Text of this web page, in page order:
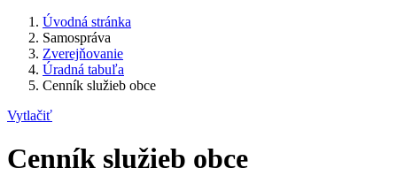
Úvodná stránka
Samospráva
Zverejňovanie
Úradná tabuľa
Cenník služieb obce
Vytlačiť
Cenník služieb obce